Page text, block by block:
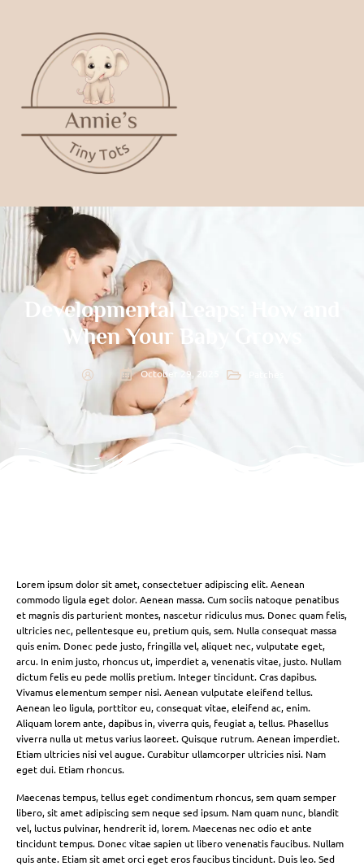
Developmental Leaps: How and
When Your Baby Grows
October 29, 2025
Lorem ipsum dolor sit amet, consectetuer adipiscing elit. Aenean
commodo ligula eget dolor. Aenean massa. Cum sociis natoque penatibus
et magnis dis parturient montes, nascetur ridiculus mus. Donec quam felis,
ultricies nec, pellentesque eu, pretium quis, sem. Nulla consequat massa
quis enim. Donec pede justo, fringilla vel, aliquet nec, vulputate eget,
arcu. In enim justo, rhoncus ut, imperdiet a, venenatis vitae, justo. Nullam
dictum felis eu pede mollis pretium. Integer tincidunt. Cras dapibus.
Vivamus elementum semper nisi. Aenean vulputate eleifend tellus.
Aenean leo ligula, porttitor eu, consequat vitae, eleifend ac, enim.
Aliquam lorem ante, dapibus in, viverra quis, feugiat a, tellus. Phasellus
viverra nulla ut metus varius laoreet. Quisque rutrum. Aenean imperdiet.
Etiam ultricies nisi vel augue. Curabitur ullamcorper ultricies nisi. Nam
eget dui. Etiam rhoncus.
Maecenas tempus, tellus eget condimentum rhoncus, sem quam semper
libero, sit amet adipiscing sem neque sed ipsum. Nam quam nunc, blandit
vel, luctus pulvinar, hendrerit id, lorem. Maecenas nec odio et ante
tincidunt tempus. Donec vitae sapien ut libero venenatis faucibus. Nullam
quis ante. Etiam sit amet orci eget eros faucibus tincidunt. Duis leo. Sed